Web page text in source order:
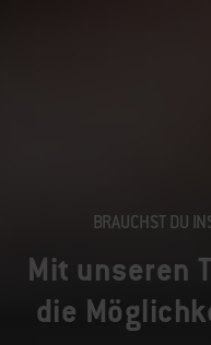
BRAUCHST DU
Mit unseren
die